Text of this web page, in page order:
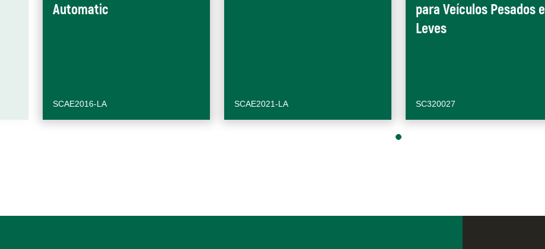
Automatic
SCAE2016-LA SCAE2021-LA
para Veículos Pesados e
Leves
SC320027